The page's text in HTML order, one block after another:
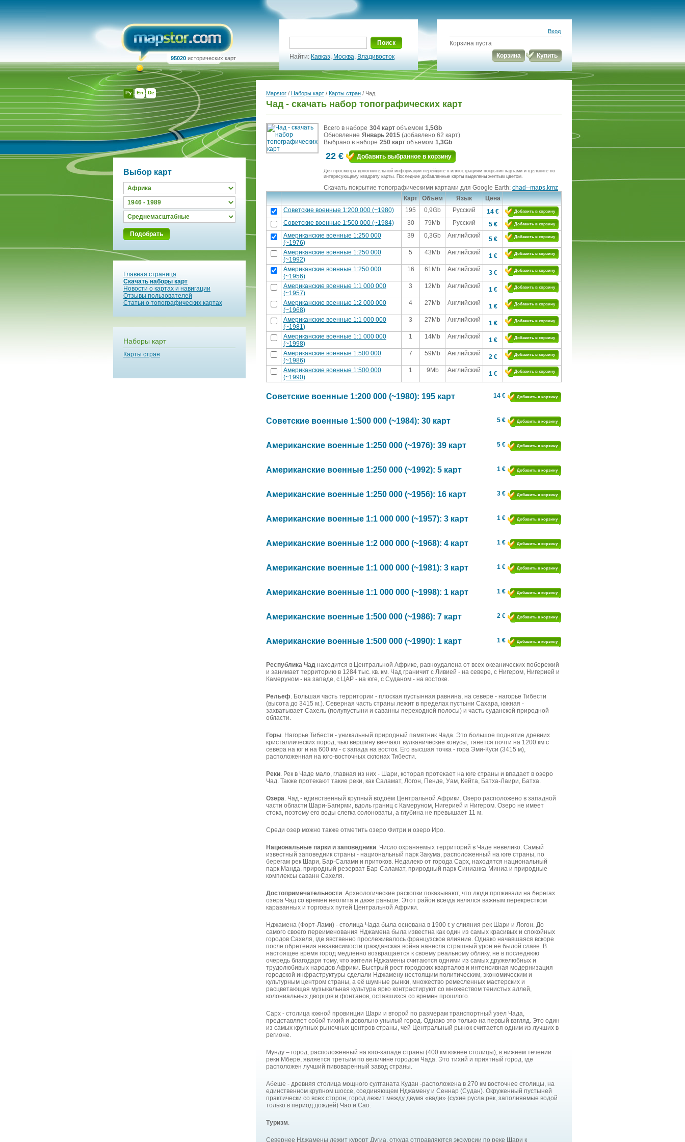
Ру En De
95020 исторических карт
Поиск
Найти: Кавказ, Москва, Владивосток
Вход
Корзина пуста
Корзина
Купить
Выбор карт
Подобрать
Главная страница
Скачать наборы карт
Новости о картах и навигации
Отзывы пользователей
Статьи о топографических картах
Наборы карт
Карты стран
Mapstor / Наборы карт / Карты стран / Чад
Чад - скачать набор топографических карт
Всего в наборе 304 карт объемом 1,5Gb
Обновление Январь 2015 (добавлено 62 карт)
Выбрано в наборе 250 карт объемом 1,3Gb
22 € Добавить выбранное в корзину
Для просмотра дополнительной информации перейдите к иллюстрациям покрытия картами и щелкните по
интересующему квадрату карты. Последние добавленные карты выделены желтым цветом.
Скачать покрытие топографическими картами для Google Earth: chad--maps.kmz
Карт
Объем Язык
Цена
Советские военные 1:200 000 (~1980)
195 0,9Gb Русский 14 € Добавить в корзину
Советские военные 1:500 000 (~1984) 30 79Mb Русский 5 € Добавить в корзину
Американские военные 1:250 000
(~1976)
39 0,3Gb Английский 5 € Добавить в корзину
Американские военные 1:250 000
(~1992)
5 43Mb Английский 1 € Добавить в корзину
Американские военные 1:250 000
(~1956)
16 61Mb Английский 3 € Добавить в корзину
Американские военные 1:1 000 000
(~1957)
3 12Mb Английский 1 € Добавить в корзину
Американские военные 1:2 000 000
(~1968)
4 27Mb Английский 1 € Добавить в корзину
Американские военные 1:1 000 000
(~1981)
3 27Mb Английский 1 € Добавить в корзину
Американские военные 1:1 000 000
(~1998)
1 14Mb Английский 1 € Добавить в корзину
Американские военные 1:500 000
(~1986)
7 59Mb Английский 2 € Добавить в корзину
Американские военные 1:500 000
(~1990)
1 9Mb Английский 1 € Добавить в корзину
Советские военные 1:200 000 (~1980): 195 карт 14 € Добавить в корзину
Советские военные 1:500 000 (~1984): 30 карт 5 € Добавить в корзину
Американские военные 1:250 000 (~1976): 39 карт 5 € Добавить в корзину
Американские военные 1:250 000 (~1992): 5 карт 1 € Добавить в корзину
Американские военные 1:250 000 (~1956): 16 карт 3 € Добавить в корзину
Американские военные 1:1 000 000 (~1957): 3 карт 1 € Добавить в корзину
Американские военные 1:2 000 000 (~1968): 4 карт 1 € Добавить в корзину
Американские военные 1:1 000 000 (~1981): 3 карт 1 € Добавить в корзину
Американские военные 1:1 000 000 (~1998): 1 карт 1 € Добавить в корзину
Американские военные 1:500 000 (~1986): 7 карт 2 € Добавить в корзину
Американские военные 1:500 000 (~1990): 1 карт 1 € Добавить в корзину
Республика Чад находится в Центральной Африке, равноудалена от всех океанических побережий
и занимает территорию в 1284 тыс. кв. км. Чад граничит с Ливией - на севере, с Нигером, Нигерией и
Камеруном - на западе, с ЦАР - на юге, с Суданом - на востоке.
Рельеф. Большая часть территории - плоская пустынная равнина, на севере - нагорье Тибести
(высота до 3415 м.). Северная часть страны лежит в пределах пустыни Сахара, южная -
захватывает Сахель (полупустыни и саванны переходной полосы) и часть суданской природной
области.
Горы. Нагорье Тибести - уникальный природный памятник Чада. Это большое поднятие древних
кристаллических пород, чью вершину венчают вулканические конусы, тянется почти на 1200 км с
севера на юг и на 600 км - с запада на восток. Его высшая точка - гора Эми-Куси (3415 м),
расположенная на юго-восточных склонах Тибести.
Реки. Рек в Чаде мало, главная из них - Шари, которая протекает на юге страны и впадает в озеро
Чад. Также протекают такие реки, как Саламат, Логон, Пенде, Уам, Кейта, Батха-Лаири, Батха.
Озера. Чад - единственный крупный водоём Центральной Африки. Озеро расположено в западной
части области Шари-Багирми, вдоль границ с Камеруном, Нигерией и Нигером. Озеро не имеет
стока, поэтому его воды слегка солоноваты, а глубина не превышает 11 м.
Среди озер можно также отметить озеро Фитри и озеро Иро.
Национальные парки и заповедники. Число охраняемых территорий в Чаде невелико. Самый
известный заповедник страны - национальный парк Закума, расположенный на юге страны, по
берегам рек Шари, Бар-Салами и притоков. Недалеко от города Сарх, находятся национальный
парк Манда, природный резерват Бар-Саламат, природный парк Синианка-Миниа и природные
комплексы саванн Сахеля.
Достопримечательности. Археологические раскопки показывают, что люди проживали на берегах
озера Чад со времен неолита и даже раньше. Этот район всегда являлся важным перекрестком
караванных и торговых путей Центральной Африки.
Нджамена (Форт-Лами) - столица Чада была основана в 1900 г. у слияния рек Шари и Логон. До
самого своего переименования Нджамена была известна как один из самых красивых и спокойных
городов Сахеля, где явственно прослеживалось французское влияние. Однако начавшаяся вскоре
после обретения независимости гражданская война нанесла страшный урон её былой славе. В
настоящее время город медленно возвращается к своему реальному облику, не в последнюю
очередь благодаря тому, что жители Нджамены считаются одними из самых дружелюбных и
трудолюбивых народов Африки. Быстрый рост городских кварталов и интенсивная модернизация
городской инфраструктуры сделали Нджамену нестоящим политическим, экономическим и
культурным центром страны, а её шумные рынки, множество ремесленных мастерских и
расцветающая музыкальная культура ярко контрастируют со множеством тенистых аллей,
колониальных дворцов и фонтанов, оставшихся со времен прошлого.
Сарх - столица южной провинции Шари и второй по размерам транспортный узел Чада,
представляет собой тихий и довольно унылый город. Однако это только на первый взгляд. Это один
из самых крупных рыночных центров страны, чей Центральный рынок считается одним из лучших в
регионе.
Мунду – город, расположенный на юго-западе страны (400 км южнее столицы), в нижнем течении
реки Мбере, является третьим по величине городом Чада. Это тихий и приятный город, где
расположен лучший пивоваренный завод страны.
Абеше - древняя столица мощного султаната Кудан -расположена в 270 км восточнее столицы, на
единственном крупном шоссе, соединяющем Нджамену и Сеннар (Судан). Окруженный пустыней
практически со всех сторон, город лежит между двумя «вади» (сухие русла рек, заполняемые водой
только в период дождей) Чао и Сао.
Туризм.
Севернее Нджамены лежит курорт Дугиа, откуда отправляются экскурсии по реке Шари к